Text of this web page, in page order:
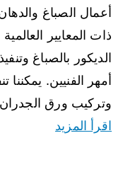
أعمال الصباغ
ذات المعايير
الديكور بالصباغ
أمهر الفنيين. يمكننا
وتركيب ورق
اقرأ المزيد